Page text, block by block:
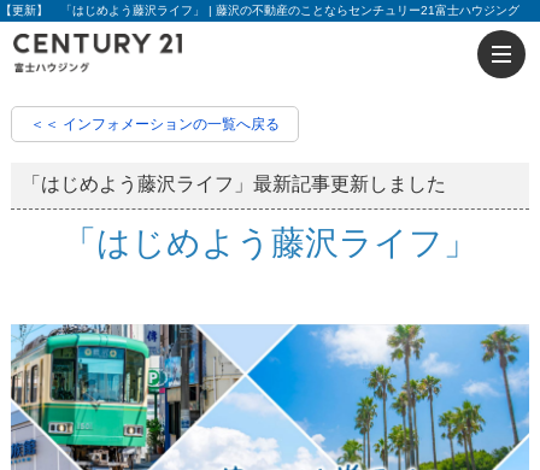
【更新】 「はじめよう藤沢ライフ」 | 藤沢の不動産のことならセンチュリー21富士ハウジング
＜＜ インフォメーションの一覧へ戻る
「はじめよう藤沢ライフ」最新記事更新しました
「はじめよう藤沢ライフ」